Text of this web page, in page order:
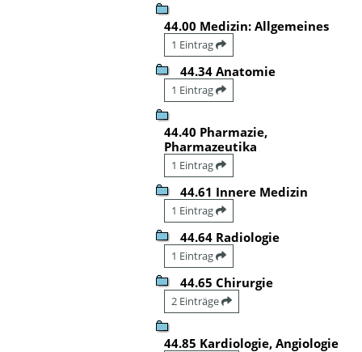
44.00 Medizin: Allgemeines
1 Eintrag
44.34 Anatomie
1 Eintrag
44.40 Pharmazie,
Pharmazeutika
1 Eintrag
44.61 Innere Medizin
1 Eintrag
44.64 Radiologie
1 Eintrag
44.65 Chirurgie
2 Einträge
44.85 Kardiologie, Angiologie